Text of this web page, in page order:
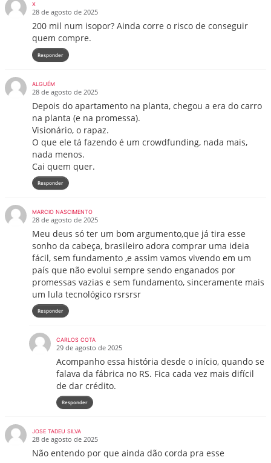
X
28 de agosto de 2025
200 mil num isopor? Ainda corre o risco de conseguir
quem compre.
Responder
ALGUÉM
28 de agosto de 2025
Depois do apartamento na planta, chegou a era do carro
na planta (e na promessa).
Visionário, o rapaz.
O que ele tá fazendo é um crowdfunding, nada mais,
nada menos.
Cai quem quer.
Responder
MARCIO NASCIMENTO
28 de agosto de 2025
Meu deus só ter um bom argumento,que já tira esse
sonho da cabeça, brasileiro adora comprar uma ideia
fácil, sem fundamento ,e assim vamos vivendo em um
país que não evolui sempre sendo enganados por
promessas vazias e sem fundamento, sinceramente mais
um lula tecnológico rsrsrsr
Responder
CARLOS COTA
29 de agosto de 2025
Acompanho essa história desde o início, quando se
falava da fábrica no RS. Fica cada vez mais difícil
de dar crédito.
Responder
JOSE TADEU SILVA
28 de agosto de 2025
Não entendo por que ainda dão corda pra esse